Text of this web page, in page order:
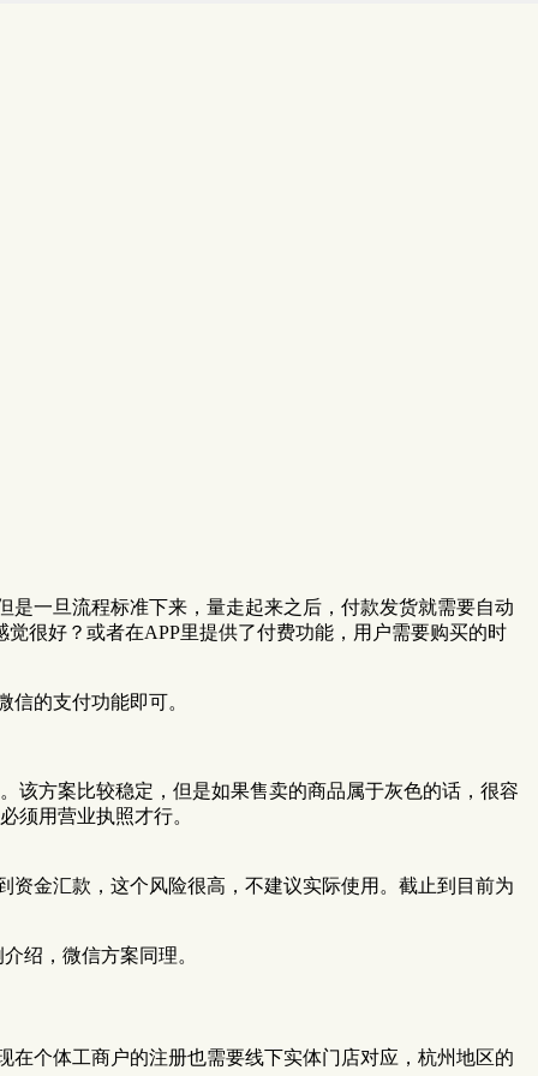
一旦流程标准下来，量走起来之后，付款发货就需要自动
很好？或者在APP里提供了付费功能，用户需要购买的时
信的支付功能即可。
该方案比较稳定，但是如果售卖的商品属于灰色的话，很容
须用营业执照才行。
金汇款，这个风险很高，不建议实际使用。截止到目前为
绍，微信方案同理。
个体工商户的注册也需要线下实体门店对应，杭州地区的